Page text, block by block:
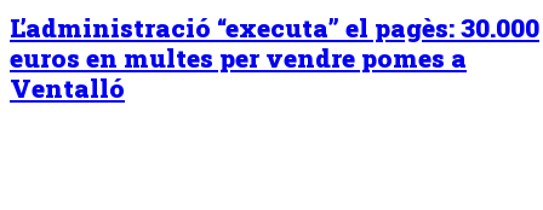
L’administració “executa” el pagès: 30.000
euros en multes per vendre pomes a
Ventalló